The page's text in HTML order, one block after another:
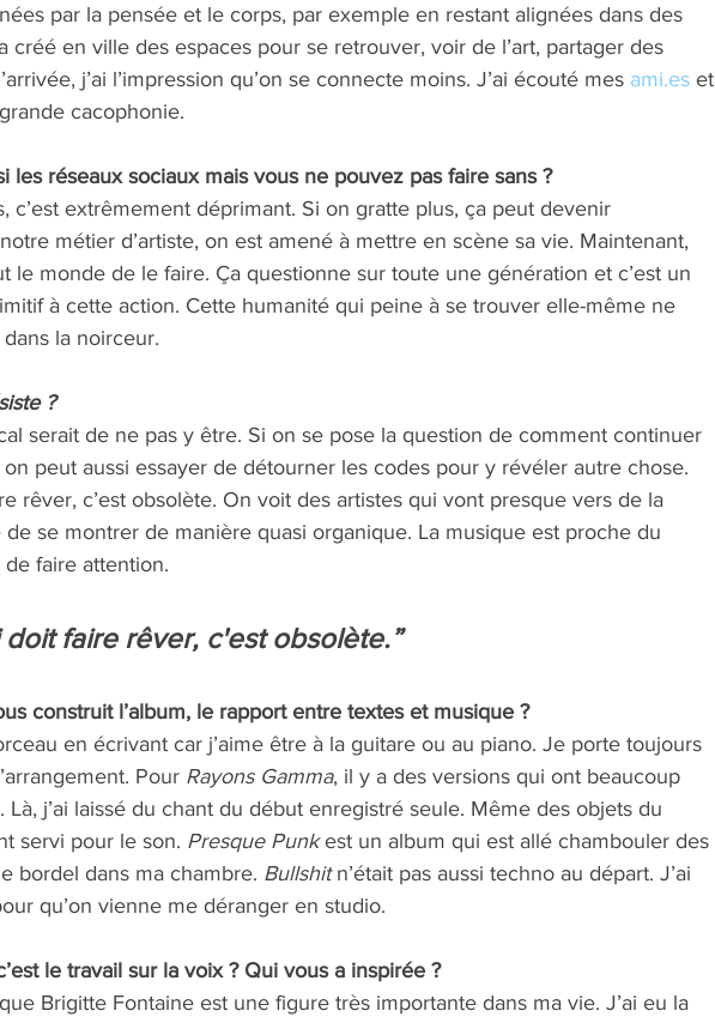
par la pensée et le corps, par exemple en restant alignées dans des
créé en ville des espaces pour se retrouver, voir de l’art, partager des
j’ai l’impression qu’on se connecte moins. J’ai écouté mes ami.es et
cacophonie.
les réseaux sociaux mais vous ne pouvez pas faire sans ?
c’est extrêmement déprimant. Si on gratte plus, ça peut devenir
métier d’artiste, on est amené à mettre en scène sa vie. Maintenant,
le monde de le faire. Ça questionne sur toute une génération et c’est un
à cette action. Cette humanité qui peine à se trouver elle-même ne
la noirceur.
?
serait de ne pas y être. Si on se pose la question de comment continuer
peut aussi essayer de détourner les codes pour y révéler autre chose.
rêver, c’est obsolète. On voit des artistes qui vont presque vers de la
se montrer de manière quasi organique. La musique est proche du
faire attention.
doit faire rêver, c'est obsolète.”
construit l’album, le rapport entre textes et musique ?
en écrivant car j’aime être à la guitare ou au piano. Je porte toujours
Pour Rayons Gamma, il y a des versions qui ont beaucoup
Là, j’ai laissé du chant du début enregistré seule. Même des objets du
servi pour le son. Presque Punk est un album qui est allé chambouler des
bordel dans ma chambre. Bullshit n’était pas aussi techno au départ. J’ai
qu’on vienne me déranger en studio.
le travail sur la voix ? Qui vous a inspirée ?
Brigitte Fontaine est une figure très importante dans ma vie. J’ai eu la